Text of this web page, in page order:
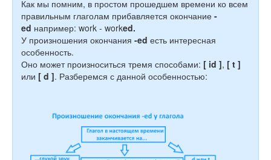
Как мы помним, в простом прошедшем времени ко всем
правильным глаголам прибавляется окончание -
ed например: work - worked.
У произношения окончания -ed есть интересная
особенность.
Оно может произноситься тремя способами: [ id ], [ t ]
или [ d ]. Разберемся с данной особенностью: